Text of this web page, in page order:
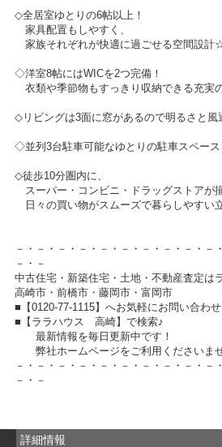
◇全居室ゆとりの6帖以上！
家具配置もしやすく、
家族それぞれが快適に過ごせる空間設計
◇洋室8帖にはWICを2つ完備！
衣類や季節物もすっきり収納できる充実
◇リビングは3面に窓があるので明るさと風
◇並列3台駐車可能なゆとりの駐車スペース
◇徒歩10分圏内に、
スーパー・コンビニ・ドラッグストアが揃
日々の買い物がスムーズで暮らしやすい
－・－・－・－・－・－・－・－・－・－
－・－
中古住宅・新築住宅・土地・不動産査定は
高崎市・前橋市・藤岡市・富岡市
■【0120-77-1115】へお気軽にお問い合わ
■【ララハウス 高崎】で検索♪
最新情報を毎日更新中です！
弊社ホームページをご利用ください
－・－・－・－・－・－・－・－・－・－
－・－
詳細情報